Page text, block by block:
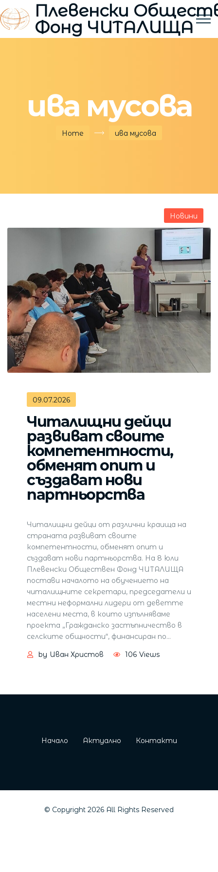
Плевенски
Фонд ЧИТАЛИЩА
ива мусова
Home ива мусова
Новини
09.07.2026
Читалищни дейци
развиват своите
компетентности,
обменят опит и
създават нови
партньорства
Читалищни дейци от различни краища на
страната развиват своите
компетентности, обменят опит и
създават нови партньорства. На 8 юли
Плевенски Обществен Фонд ЧИТАЛИЩА
постави началото на обучението на
читалищните секретари, председатели и
местни неформални лидери от деветте
населени места, в които изпълняваме
проекта „Гражданско застъпничество в
селските общности“, финансиран по…
by Иван Христов 106 Views
Начало Актуално Контакти
© Copyright 2026 All Rights Reserved